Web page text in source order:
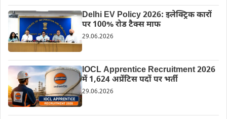
Delhi EV Policy 2026: इलेक्ट्रिक कारों
पर 100% रोड टैक्स माफ
29.06.2026
IOCL Apprentice Recruitment 2026
में 1,624 अप्रेंटिस पदों पर भर्ती
29.06.2026